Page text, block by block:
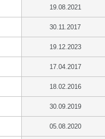
19.08.2021
30.11.2017
19.12.2023
17.04.2017
18.02.2016
30.09.2019
05.08.2020